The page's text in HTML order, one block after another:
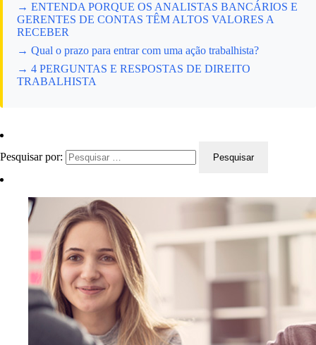
→ ENTENDA PORQUE OS ANALISTAS BANCÁRIOS E
GERENTES DE CONTAS TÊM ALTOS VALORES A
RECEBER
→ Qual o prazo para entrar com uma ação trabalhista?
→ 4 PERGUNTAS E RESPOSTAS DE DIREITO
TRABALHISTA
Pesquisar por: